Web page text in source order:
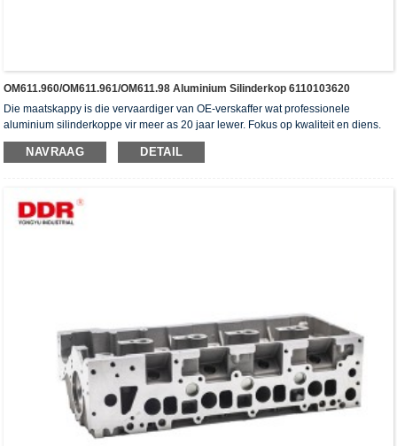
OM611.960/OM611.961/OM611.98 Aluminium Silinderkop 6110103620
Die maatskappy is die vervaardiger van OE-verskaffer wat professionele
aluminium silinderkoppe vir meer as 20 jaar lewer. Fokus op kwaliteit en diens.
Die silinderkoppe het die ISO16949-verifikasiesertifikaat, "die hoë verseëling
silinderkop", "die lang lewensduur van die silinderkop" en die ander 5
NAVRAAG DETAIL